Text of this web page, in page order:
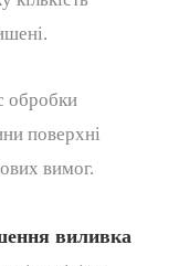
обробки
поверхні
вимог.
виливка